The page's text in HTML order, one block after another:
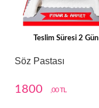
Teslim Süresi 2 Gün
Söz Pastası
1800 ,00 TL